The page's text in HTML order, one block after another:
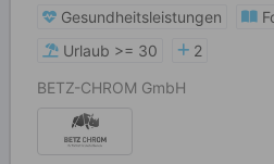
Gesundheitsleistungen
Urlaub >= 30
2
BETZ-CHROM GmbH